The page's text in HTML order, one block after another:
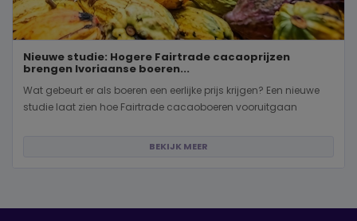
Nieuwe studie: Hogere Fairtrade cacaoprijzen
brengen Ivoriaanse boeren...
Wat gebeurt er als boeren een eerlijke prijs krijgen? Een nieuwe
studie laat zien hoe Fairtrade cacaoboeren vooruitgaan
BEKIJK MEER